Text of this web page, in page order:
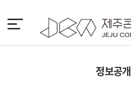
바
가
정보공개